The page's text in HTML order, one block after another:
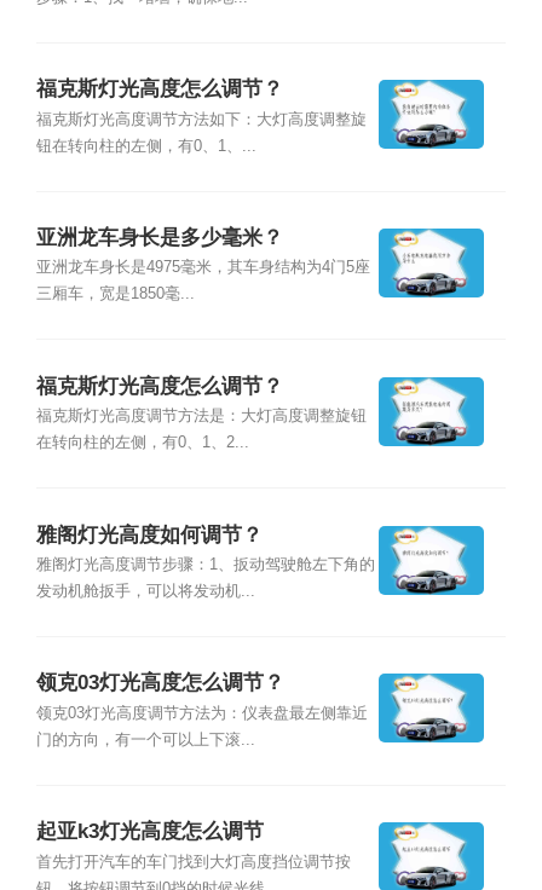
福克斯灯光高度怎么调节？
福克斯灯光高度调节方法如下：大灯高度调整旋
钮在转向柱的左侧，有0、1、...
亚洲龙车身长是多少毫米？
亚洲龙车身长是4975毫米，其车身结构为4门5座
三厢车，宽是1850毫...
福克斯灯光高度怎么调节？
福克斯灯光高度调节方法是：大灯高度调整旋钮
在转向柱的左侧，有0、1、2...
雅阁灯光高度如何调节？
雅阁灯光高度调节步骤：1、扳动驾驶舱左下角的
发动机舱扳手，可以将发动机...
领克03灯光高度怎么调节？
领克03灯光高度调节方法为：仪表盘最左侧靠近
门的方向，有一个可以上下滚...
起亚k3灯光高度怎么调节
首先打开汽车的车门找到大灯高度挡位调节按